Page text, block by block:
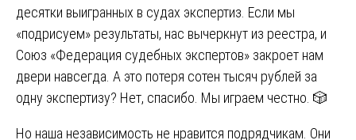
десятки выигранных в судах экспертиз. Если мы
«подрисуем» результаты, нас вычеркнут из реестра, и
Союз «Федерация судебных экспертов» закроет нам
двери навсегда. А это потеря сотен тысяч рублей за
одну экспертизу? Нет, спасибо. Мы играем честно. 🎲
Но наша независимость не нравится подрядчикам. Они